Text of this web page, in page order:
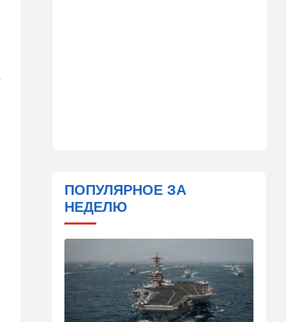
14:06 Транспорт
безопасность и советы
пассажирам
13:58 Здоровье
Какие продукты помогают
ПОПУЛЯРНОЕ ЗА
НЕДЕЛЮ